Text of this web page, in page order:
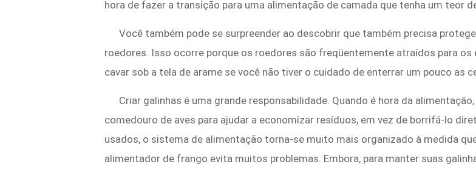
hora de fazer a transição para uma alimentação de camada que tenha um teor
Você também pode se surpreender ao descobrir que também precisa
roedores. Isso ocorre porque os roedores são freqüentemente atraídos para
cavar sob a tela de arame se você não tiver o cuidado de enterrar um pouco as
Criar galinhas é uma grande responsabilidade. Quando é hora da
comedouro de aves para ajudar a economizar resíduos, em vez de borrifá-lo
usados, o sistema de alimentação torna-se muito mais organizado à medida
alimentador de frango evita muitos problemas. Embora, para manter suas